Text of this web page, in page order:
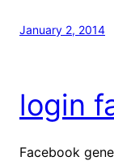
January 2, 2014
login
Facebook